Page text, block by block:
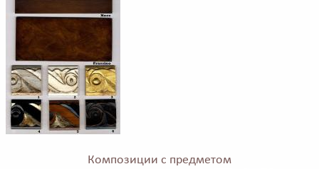
Композиции с предметом